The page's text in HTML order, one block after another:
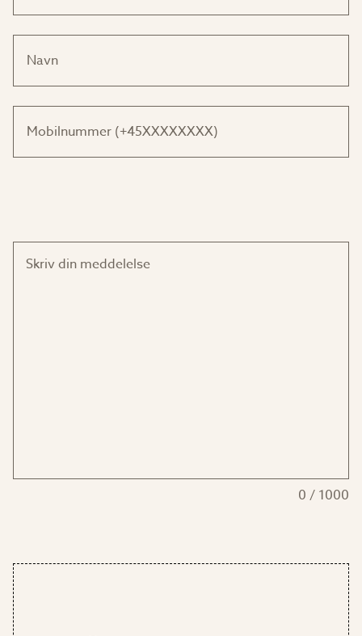
Navn
Mobilnummer (+45XXXXXXXX)
Skriv din meddelelse
0 / 1000